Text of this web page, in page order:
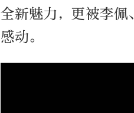
全新魅力，更被李佩
感动。